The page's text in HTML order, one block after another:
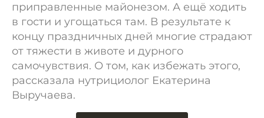
приправленные майонезом. А ещё ходить
в гости и угощаться там. В результате к
концу праздничных дней многие страдают
от тяжести в животе и дурного
самочувствия. О том, как избежать этого,
рассказала нутрициолог Екатерина
Выручаева.